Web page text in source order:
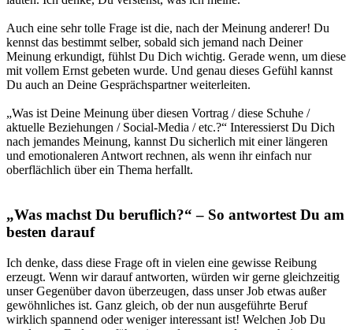
Auch eine sehr tolle Frage ist die, nach der Meinung anderer! Du
kennst das bestimmt selber, sobald sich jemand nach Deiner
Meinung erkundigt, fühlst Du Dich wichtig. Gerade wenn, um diese
mit vollem Ernst gebeten wurde. Und genau dieses Gefühl kannst
Du auch an Deine Gesprächspartner weiterleiten.
„Was ist Deine Meinung über diesen Vortrag / diese Schuhe /
aktuelle Beziehungen / Social-Media / etc.?“ Interessierst Du Dich
nach jemandes Meinung, kannst Du sicherlich mit einer längeren
und emotionaleren Antwort rechnen, als wenn ihr einfach nur
oberflächlich über ein Thema herfallt.
„Was machst Du beruflich?“ – So antwortest Du am
besten darauf
Ich denke, dass diese Frage oft in vielen eine gewisse Reibung
erzeugt. Wenn wir darauf antworten, würden wir gerne gleichzeitig
unser Gegenüber davon überzeugen, dass unser Job etwas außer
gewöhnliches ist. Ganz gleich, ob der nun ausgeführte Beruf
wirklich spannend oder weniger interessant ist! Welchen Job Du